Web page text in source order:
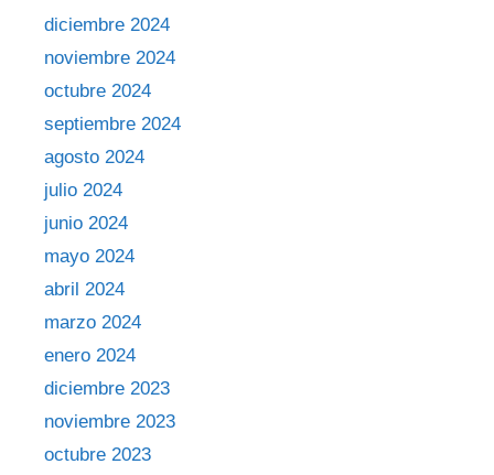
diciembre 2024
noviembre 2024
octubre 2024
septiembre 2024
agosto 2024
julio 2024
junio 2024
mayo 2024
abril 2024
marzo 2024
enero 2024
diciembre 2023
noviembre 2023
octubre 2023